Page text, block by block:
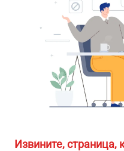
Извините, страница,